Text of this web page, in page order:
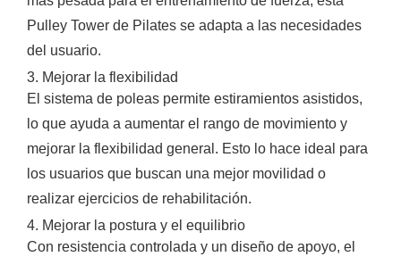
Pulley Tower de Pilates se adapta a las necesidades
del usuario.
3. Mejorar la flexibilidad
El sistema de poleas permite estiramientos asistidos,
lo que ayuda a aumentar el rango de movimiento y
mejorar la flexibilidad general. Esto lo hace ideal para
los usuarios que buscan una mejor movilidad o
realizar ejercicios de rehabilitación.
4. Mejorar la postura y el equilibrio
Con resistencia controlada y un diseño de apoyo, el